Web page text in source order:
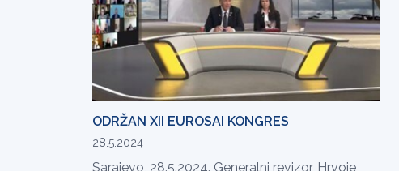
ODRŽAN XII EUROSAI KONGRES
28.5.2024
Sarajevo, 28.5.2024. Generalni revizor, Hrvoje